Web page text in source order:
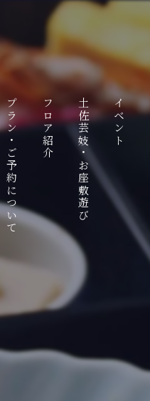
プラン・ご予約について
ランチ
ディナー
フロア紹介
1F
2F
土佐芸妓・お座敷遊び イベント